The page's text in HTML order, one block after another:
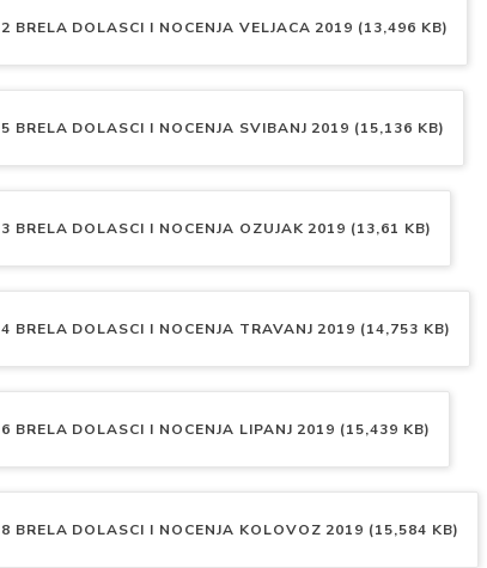
2 BRELA DOLASCI I NOCENJA VELJACA 2019 (13,496 KB)
5 BRELA DOLASCI I NOCENJA SVIBANJ 2019 (15,136 KB)
3 BRELA DOLASCI I NOCENJA OZUJAK 2019 (13,61 KB)
4 BRELA DOLASCI I NOCENJA TRAVANJ 2019 (14,753 KB)
6 BRELA DOLASCI I NOCENJA LIPANJ 2019 (15,439 KB)
8 BRELA DOLASCI I NOCENJA KOLOVOZ 2019 (15,584 KB)